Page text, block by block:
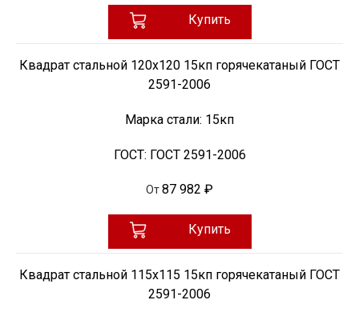
Купить
Квадрат стальной 120х120 15кп горячекатаный ГОСТ
2591-2006
Марка стали: 15кп
ГОСТ: ГОСТ 2591-2006
От87 982 ₽
Купить
Квадрат стальной 115х115 15кп горячекатаный ГОСТ
2591-2006